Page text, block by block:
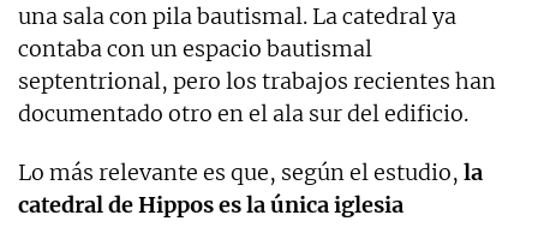
una sala con pila bautismal. La catedral ya
contaba con un espacio bautismal
septentrional, pero los trabajos recientes han
documentado otro en el ala sur del edificio.
Lo más relevante es que, según el estudio, la
catedral de Hippos es la única iglesia